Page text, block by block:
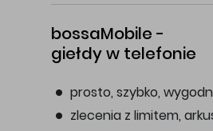
bossaMobile -
giełdy w telefonie
prosto, szybko,
zlecenia z limitem,